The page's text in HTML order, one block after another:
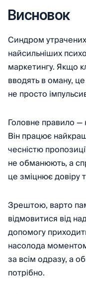
Висновок
Синдром
найсильніших
маркетингу. Якщо
вводять в оману,
не просто
Головне правило
Він працює
чесністю
не обманюють, а
це зміцнює довіру
Зрештою, варто
відмовитися від
допомогу
насолода
за всім одразу, а
потрібно.